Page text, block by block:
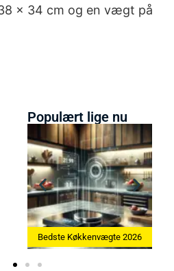
x 34 cm og en vægt på
Populært lige nu
Bedste Køkkenvægte 2026